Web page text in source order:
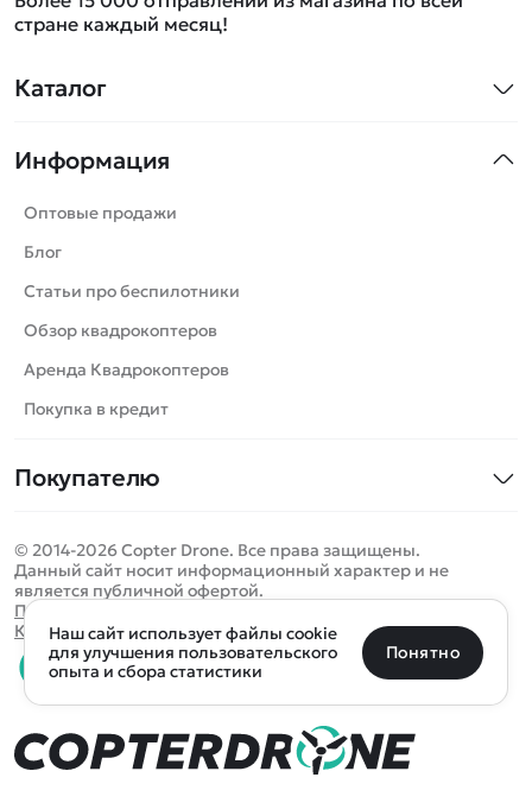
Каталог
Машинки
Танки
Вертолеты
Катера
Роботы
Самолеты
Сборные модели
Спецтехника
Игрушки
Запчасти для моделей
Бренды
Информация
Оптовые продажи
Блог
Статьи про беспилотники
Обзор квадрокоптеров
Аренда Квадрокоптеров
Покупка в кредит
Покупателю
Оплата и доставка
Помощь
Отследить заказ
Оплата на сайте
стране каждый месяц!
© 2014-2026 Copter Drone. Все права защищены.
Данный сайт носит информационный характер и не
является публичной офертой.
Политика конфиденциальности
Карта сайта
0 товаров Очистить
0 ₽ В корзину
Определить местоположение
Санкт-Петербург Москва Майкоп Уфа
Все подборки
Ещё более 300 населённых пунктов
Наш сайт использует файлы cookie
для улучшения пользовательского
опыта и сбора статистики
Понятно